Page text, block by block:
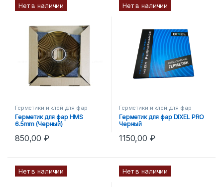
Нет в наличии
Герметики и клей для фар
Герметик для фар HMS
6.5mm (Черный)
850,00₽
Нет в наличии
Герметики и клей для фар
Герметик для фар DIXEL PRO
Черный
1150,00 ₽
Нет в наличии Нет в наличии